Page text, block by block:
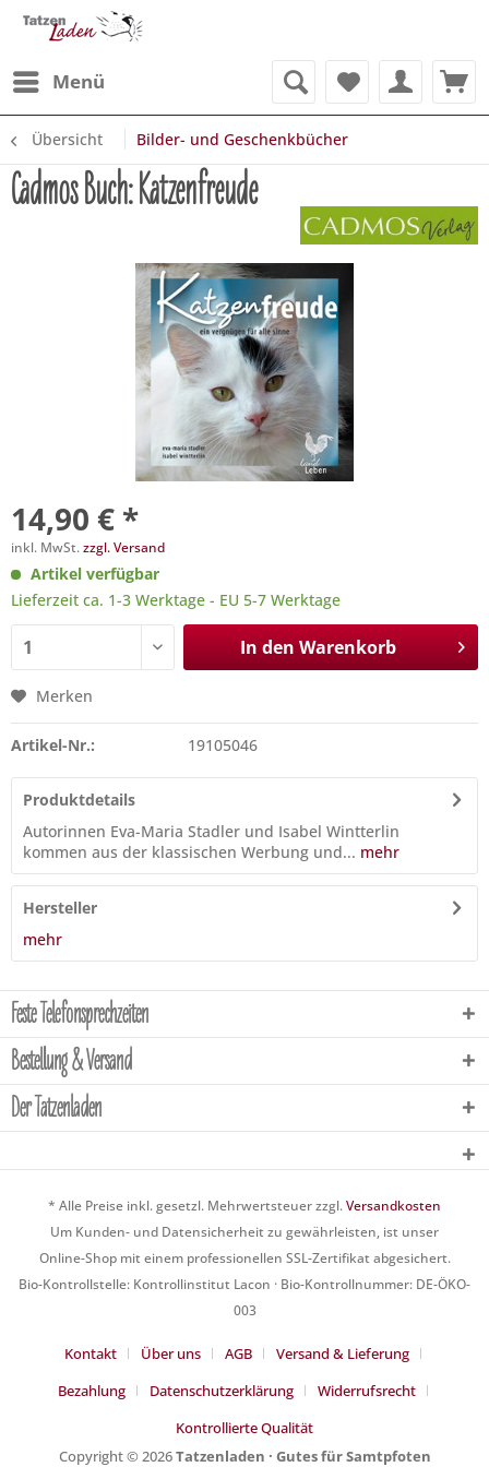
Menü
Übersicht Bilder- und Geschenkbücher
Cadmos Buch: Katzenfreude
14,90 € *
inkl. MwSt.zzgl. Versand
Artikel verfügbar
Lieferzeit ca. 1-3 Werktage - EU 5-7 Werktage
In den Warenkorb
Merken
Artikel-Nr.: 19105046
Produktdetails
Autorinnen Eva-Maria Stadler und Isabel Wintterlin
kommen aus der klassischen Werbung und... mehr
Hersteller
mehr
Feste Telefonsprechzeiten
Bestellung & Versand
Der Tatzenladen
* Alle Preise inkl. gesetzl. Mehrwertsteuer zzgl.Versandkosten
Um Kunden- und Datensicherheit zu gewährleisten, ist unser
Online-Shop mit einem professionellen SSL-Zertifikat abgesichert.
Bio-Kontrollstelle: Kontrollinstitut Lacon · Bio-Kontrollnummer: DE-ÖKO-
003
Kontakt Über uns AGB
Versand & Lieferung
Bezahlung
Datenschutzerklärung
Widerrufsrecht
Kontrollierte Qualität
Copyright © 2026Tatzenladen · Gutes für Samtpfoten